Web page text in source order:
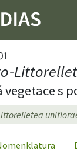
vegetace s